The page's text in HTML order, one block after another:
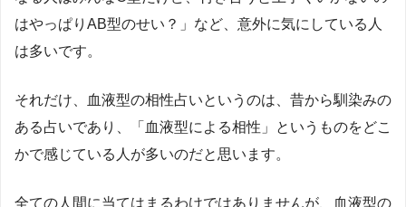
はやっぱり AB型のせい？」など、意外に気にしている人
は多いです。
それだけ、血液型の相性占いというのは、昔から馴染みの
ある占いであり、「血液型による相性」というものをどこ
かで感じている人が多いのだと思います。
全ての人間に当てはまるわけではありませんが、血液型の